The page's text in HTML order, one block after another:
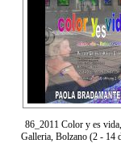
86_2011 Color y es
Galleria, Bolzano (2 - 14